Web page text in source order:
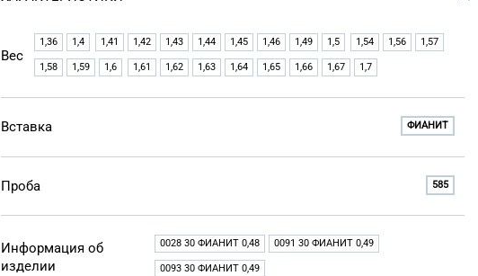
Вес
1,36 1,4 1,41 1,42 1,43 1,44 1,45 1,46 1,49 1,5 1,54 1,56 1,57
1,58 1,59 1,6 1,61 1,62 1,63 1,64 1,65 1,66 1,67 1,7
Вставка ФИАНИТ
Проба 585
Информация об
изделии
0028 30 ФИАНИТ 0,48 0091 30 ФИАНИТ 0,49
0093 30 ФИАНИТ 0,49